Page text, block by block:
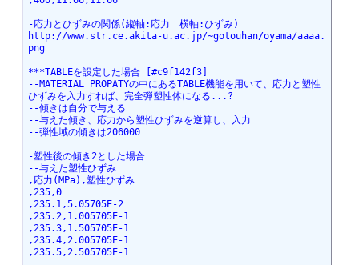
-応力とひずみの関係(縦軸:応力　横軸:ひずみ)
http://www.str.ce.akita-u.ac.jp/~gotouhan/oyama/aaaa.
png
***TABLEを設定した場合 [#c9f142f3]
--MATERIAL PROPATYの中にあるTABLE機能を用いて、応力と塑性
ひずみを入力すれば、完全弾塑性体になる...?
--傾きは自分で与える
--与えた傾き、応力から塑性ひずみを逆算し、入力
--弾性域の傾きは206000
-塑性後の傾き2とした場合
--与えた塑性ひずみ
,応力(MPa),塑性ひずみ
,235,0
,235.1,5.05705E-2
,235.2,1.005705E-1
,235.3,1.505705E-1
,235.4,2.005705E-1
,235.5,2.505705E-1